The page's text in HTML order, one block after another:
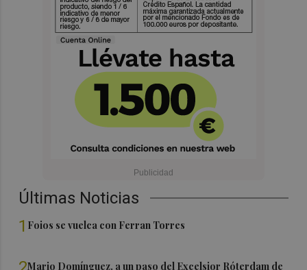
Últimas Noticias
1 Foios se vuelca con Ferran Torres
Mario Domínguez, a un paso del Excelsior Róterdam de